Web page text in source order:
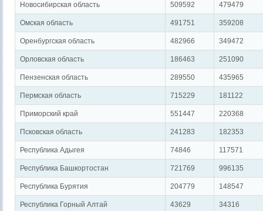
Новосибирская область 509592 479479
Омская область 491751 359208
Оренбургская область 482966 349472
Орловская область 186463 251090
Пензенская область 289550 435965
Пермская область 715229 181122
Приморский край 551447 220368
Псковская область 241283 182353
Республика Адыгея 74846 117571
Республика Башкортостан 721769 996135
Республика Бурятия 204779 148547
Республика Горный Алтай 43629 34316